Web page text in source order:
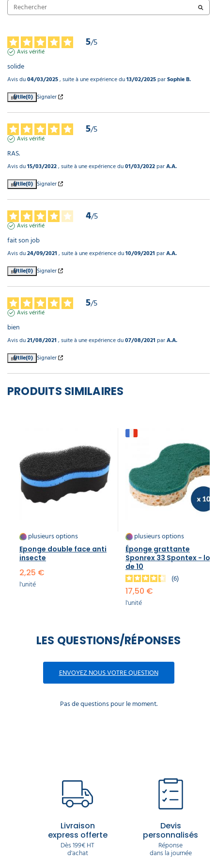
PRODUITS SIMILAIRES
plusieurs options
Eponge double face anti
insecte​
2,25 €
l'unité
plusieurs options
Éponge grattante
Sponrex 33 Spontex - lot
de 10
6
17,50 €
l'unité
LES QUESTIONS/RÉPONSES
ENVOYEZ NOUS VOTRE QUESTION
Pas de questions pour le moment.
5/5
Avis vérifié
solide
Avis du04/03/2025, suite à une expérience du13/02/2025parSophie B.
Utile(0) Signaler
5/5
Avis vérifié
RAS.
Avis du15/03/2022, suite à une expérience du01/03/2022parA.A.
Utile(0) Signaler
4/5
Avis vérifié
fait son job
Avis du24/09/2021 , suite à une expérience du10/09/2021 parA.A.
Utile(0) Signaler
5/5
Avis vérifié
bien
Avis du21/08/2021 , suite à une expérience du07/08/2021 parA.A.
Utile(0) Signaler
Livraison
express offerte
Dès 199€ HT
d'achat
Devis
personnalisés
Réponse
dans la journée